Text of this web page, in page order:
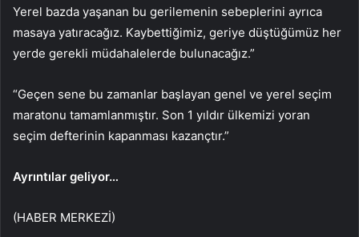
Yerel bazda yaşanan bu gerilemenin sebeplerini ayrıca
masaya yatıracağız. Kaybettiğimiz, geriye düştüğümüz her
yerde gerekli müdahalelerde bulunacağız.”
“Geçen sene bu zamanlar başlayan genel ve yerel seçim
maratonu tamamlanmıştır. Son 1 yıldır ülkemizi yoran
seçim defterinin kapanması kazançtır.”
Ayrıntılar geliyor…
(HABER MERKEZİ)